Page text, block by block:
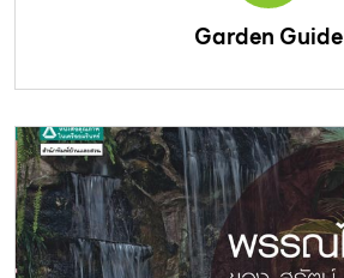
Garden Guide